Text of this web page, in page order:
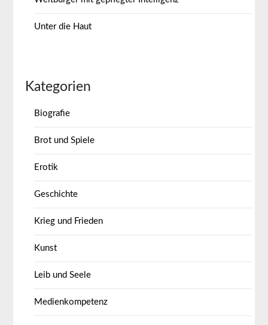
Unter die Haut
Kategorien
Biografie
Brot und Spiele
Erotik
Geschichte
Krieg und Frieden
Kunst
Leib und Seele
Medienkompetenz